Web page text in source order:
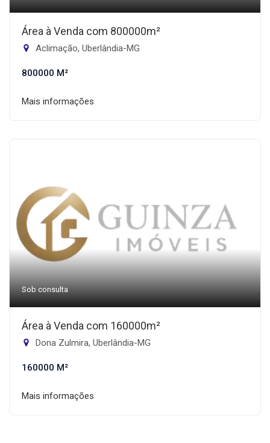
Área à Venda com 800000m²
Aclimação, Uberlândia-MG
800000 M²
Mais informações
Sob consulta
Área à Venda com 160000m²
Dona Zulmira, Uberlândia-MG
160000 M²
Mais informações